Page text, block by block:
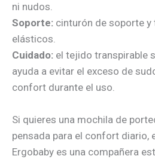
ni nudos.
Soporte: cinturón de soporte
elásticos.
Cuidado: el tejido transpirable
ayuda a evitar el exceso de
confort durante el uso.
Si quieres una mochila de
pensada para el confort diario,
Ergobaby es una compañera